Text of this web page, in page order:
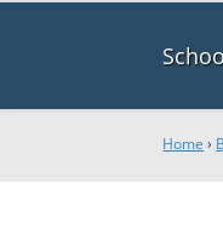
Home ›